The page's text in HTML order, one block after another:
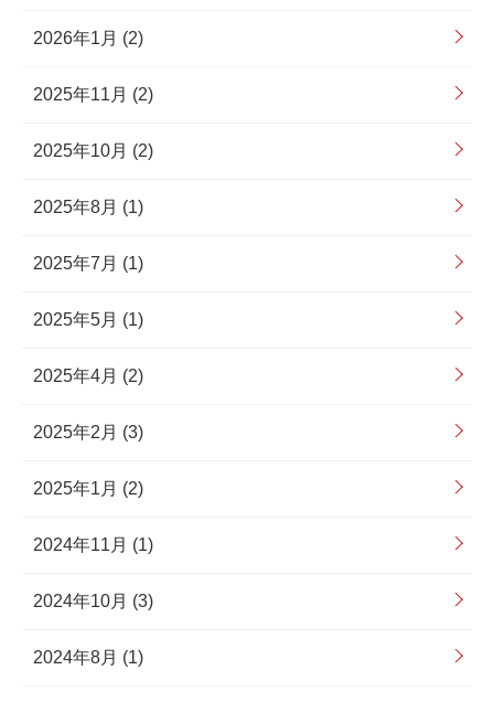
2026年1月 (2)
2025年11月 (2)
2025年10月 (2)
2025年8月 (1)
2025年7月 (1)
2025年5月 (1)
2025年4月 (2)
2025年2月 (3)
2025年1月 (2)
2024年11月 (1)
2024年10月 (3)
2024年8月 (1)